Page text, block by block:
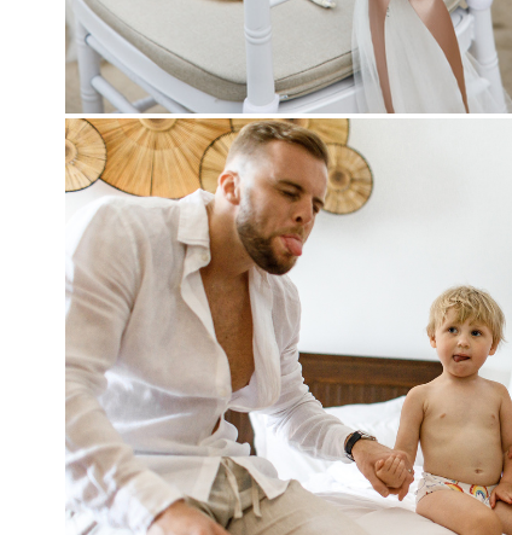
Каждая деталь имеет значение. Элегантный декор стульев
Кьявари воздушным фатином и сухоцветами в тон общей
концепции, а также плетеные веера, которые бережно
приготовили для комфорта каждого гостя.